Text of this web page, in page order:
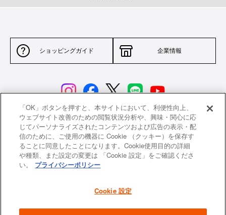
ショッピングガイド 企業情報
サイトポリシー 特定商取引法に基づく表示
並行輸入品について 個人情報保護方針
返品について
よくあるご質問 お問い合わせ
「OK」ボタンを押すと、本サイトにおいて、利便性向上、
ウェブサイト改善のための閲覧状況分析や、興味・関心に応
じてパーソナライズされたコンテンツおよび広告の表示・配
信のために、ご使用の機器に Cookie （クッキー）を保存す
ることに同意したことになります。Cookie使用目的の詳細
や種類、また設定の変更は 「Cookie 設定」をご確認くださ
い。
プライバシーポリシー
Cookie 設定